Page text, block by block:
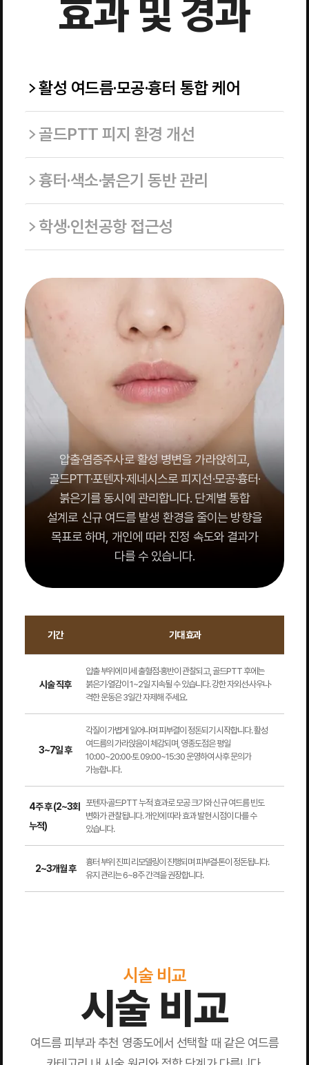
효과 및 경과
활성 여드름·모공·흉터 통합 케어
골드PTT 피지 환경 개선
흉터·색소·붉은기 동반 관리
학생·인천공항 접근성
압출·염증주사로 활성 병변을 가라앉히고,
골드PTT·포텐자·제네시스로 피지선·모공·흉터·
붉은기를 동시에 관리합니다. 단계별 통합
설계로 신규 여드름 발생 환경을 줄이는 방향을
목표로 하며, 개인에 따라 진정 속도와 결과가
다를 수 있습니다.
기간 기대 효과
시술 직후
압출 부위에 미세 출혈점·홍반이 관찰되고, 골드PTT 후에는
붉은기·열감이 1~2일 지속될 수 있습니다. 강한 자외선·사우나·
격한 운동은 3일간 자제해 주세요.
3~7일 후
각질이 가볍게 일어나며 피부결이 정돈되기 시작합니다. 활성
여드름의 가라앉음이 체감되며, 영종도점은 평일
10:00~20:00·토 09:00~15:30 운영하여 사후 문의가
가능합니다.
4주 후 (2~3회
누적)
포텐자·골드PTT 누적 효과로 모공 크기와 신규 여드름 빈도
변화가 관찰됩니다. 개인에 따라 효과 발현 시점이 다를 수
있습니다.
2~3개월 후
흉터 부위 진피 리모델링이 진행되며 피부결·톤이 정돈됩니다.
유지 관리는 6~8주 간격을 권장합니다.
시술 비교
시술 비교
여드름 피부과 추천 영종도에서 선택할 때 같은 여드름